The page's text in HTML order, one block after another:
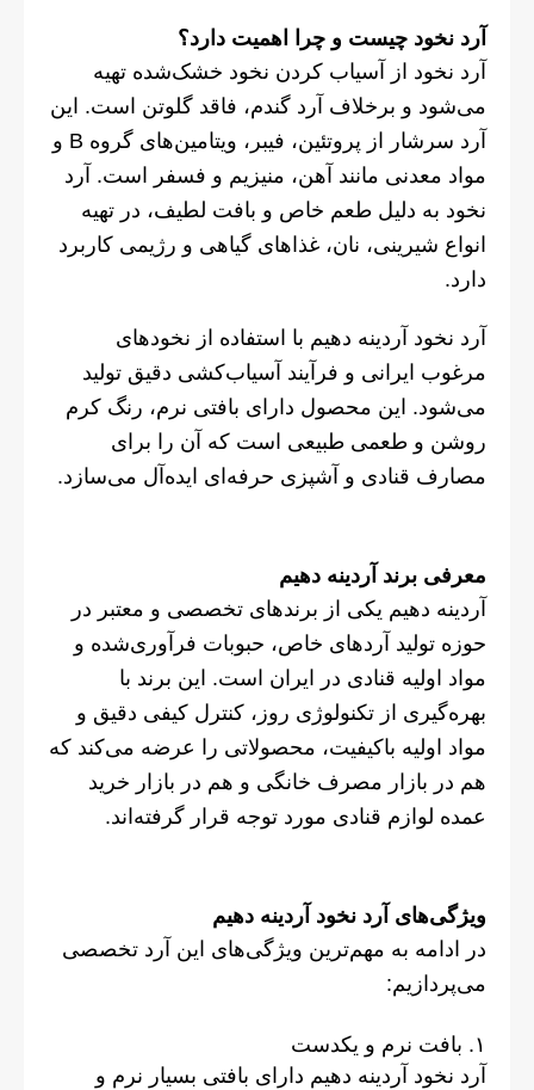
آرد نخود چیست و چرا اهمیت دارد؟
آرد نخود از آسیاب کردن نخود خشک‌شده تهیه
می‌شود و برخلاف آرد گندم، فاقد گلوتن است. این
آرد سرشار از پروتئین، فیبر، ویتامین‌های گروه B و
مواد معدنی مانند آهن، منیزیم و فسفر است. آرد
نخود به دلیل طعم خاص و بافت لطیف، در تهیه
انواع شیرینی، نان، غذاهای گیاهی و رژیمی کاربرد
دارد.
آرد نخود آردینه دهیم با استفاده از نخودهای
مرغوب ایرانی و فرآیند آسیاب‌کشی دقیق تولید
می‌شود. این محصول دارای بافتی نرم، رنگ کرم
روشن و طعمی طبیعی است که آن را برای
مصارف قنادی و آشپزی حرفه‌ای ایده‌آل می‌سازد.
معرفی برند آردینه دهیم
آردینه دهیم یکی از برندهای تخصصی و معتبر در
حوزه تولید آردهای خاص، حبوبات فرآوری‌شده و
مواد اولیه قنادی در ایران است. این برند با
بهره‌گیری از تکنولوژی روز، کنترل کیفی دقیق و
مواد اولیه باکیفیت، محصولاتی را عرضه می‌کند که
هم در بازار مصرف خانگی و هم در بازار خرید
عمده لوازم قنادی مورد توجه قرار گرفته‌اند.
ویژگی‌های آرد نخود آردینه دهیم
در ادامه به مهم‌ترین ویژگی‌های این آرد تخصصی
می‌پردازیم:
۱. بافت نرم و یکدست
آرد نخود آردینه دهیم دارای بافتی بسیار نرم و